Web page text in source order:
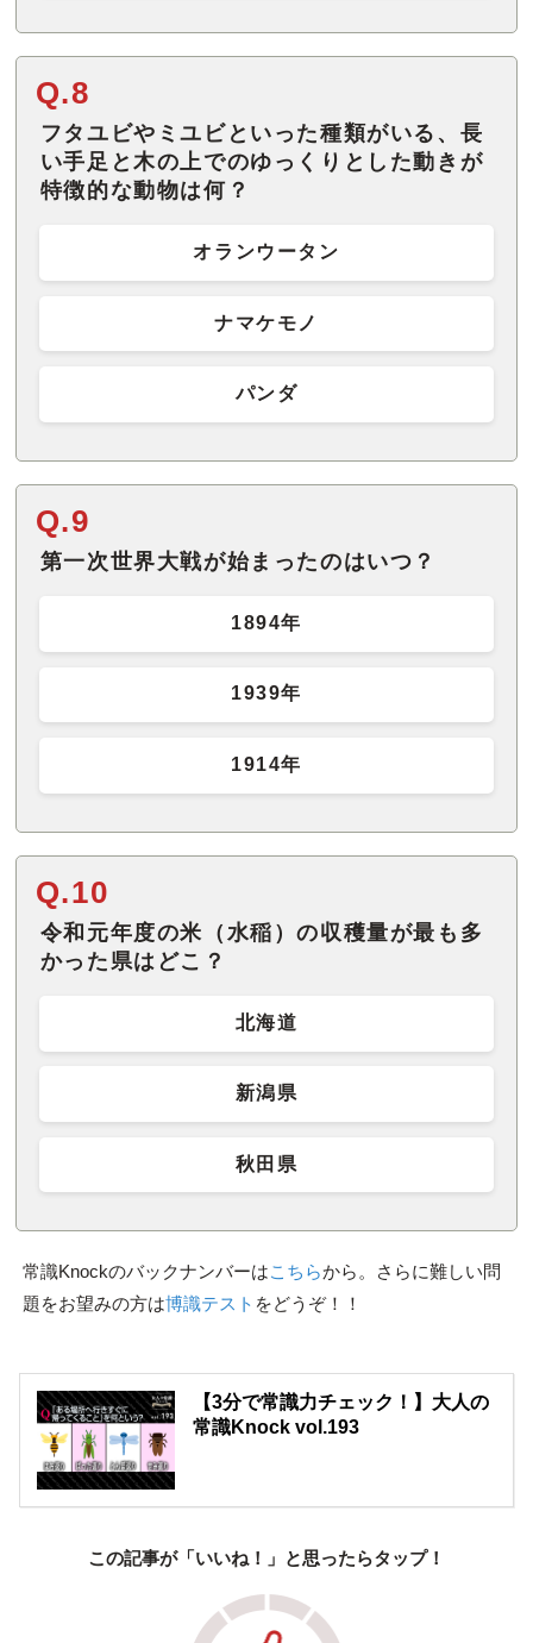
Q.8
フタユビやミユビといった種類がいる、長
い手足と木の上でのゆっくりとした動きが
特徴的な動物は何？
オランウータン
ナマケモノ
パンダ
Q.9
第一次世界大戦が始まったのはいつ？
1894年
1939年
1914年
Q.10
令和元年度の米（水稲）の収穫量が最も多
かった県はどこ？
北海道
新潟県
秋田県
常識Knockのバックナンバーはこちらから。さらに難しい問
題をお望みの方は博識テスト をどうぞ！！
【3分で常識力チェック！】大人の
常識Knock vol.193
この記事が「いいね！」と思ったらタップ！